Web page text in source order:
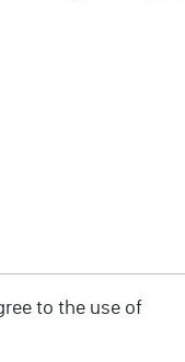
to the use of